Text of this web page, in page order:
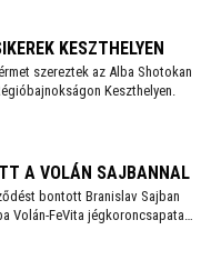
KESZTHELYEN
szereztek az Alba Shotokan
Keszthelyen.
A VOLÁN SAJBANNAL
bontott Branislav Sajban
Volán-FeVita jégkoroncsapata
lesz.